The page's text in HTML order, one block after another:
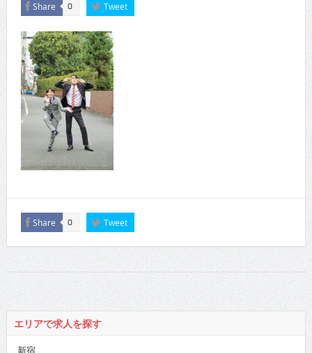
Share 0 Tweet
Share 0 Tweet
エリアで求人を探す
新宿